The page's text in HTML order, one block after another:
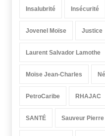
Insalubrité Insécurité
Jovenel Moïse Justice
Laurent Salvador Lamothe
Moïse Jean-Charles
PetroCaribe RHAJAC
SANTÉ Sauveur